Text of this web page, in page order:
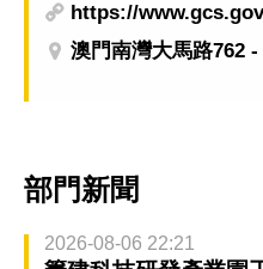
https://
澳門南灣大馬路762
部門新聞
2026-08-06 22:21